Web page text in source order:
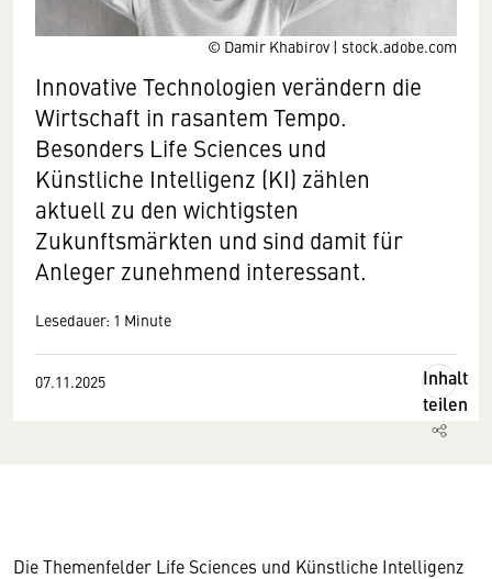
© Damir Khabirov | stock.adobe.com
Innovative Technologien verändern die
Wirtschaft in rasantem Tempo.
Besonders Life Sciences und
Künstliche Intelligenz (KI) zählen
aktuell zu den wichtigsten
Zukunftsmärkten und sind damit für
Anleger zunehmend interessant.
Lesedauer: 1 Minute
07.11.2025
Inhalt
teilen
Die Themenfelder Life Sciences und Künstliche Intelligenz